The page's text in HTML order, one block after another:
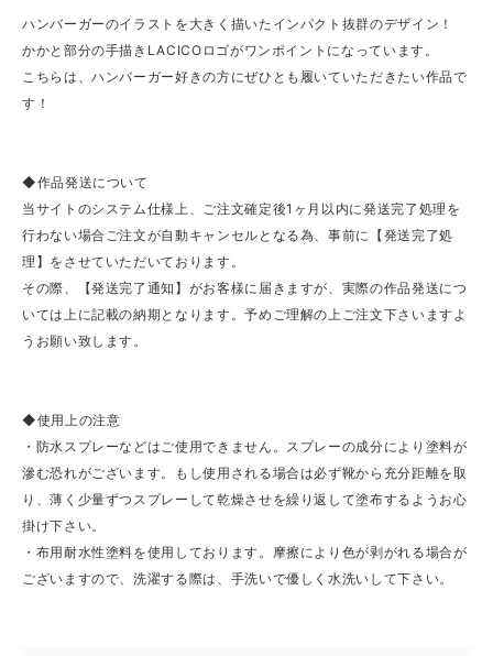
ハンバーガーのイラストを大きく描いたインパクト抜群のデザイン！
かかと部分の手描きLACICOロゴがワンポイントになっています。
こちらは、ハンバーガー好きの方にぜひとも履いていただきたい作品で
す！
◆作品発送について
当サイトのシステム仕様上、ご注文確定後1ヶ月以内に発送完了処理を
行わない場合ご注文が自動キャンセルとなる為、事前に【発送完了処
理】をさせていただいております。
その際、【発送完了通知】がお客様に届きますが、実際の作品発送につ
いては上に記載の納期となります。予めご理解の上ご注文下さいますよ
うお願い致します。
◆使用上の注意
・防水スプレーなどはご使用できません。スプレーの成分により塗料が
滲む恐れがございます。もし使用される場合は必ず靴から充分距離を取
り、薄く少量ずつスプレーして乾燥させを繰り返して塗布するようお心
掛け下さい。
・布用耐水性塗料を使用しております。摩擦により色が剥がれる場合が
ございますので、洗濯する際は、手洗いで優しく水洗いして下さい。